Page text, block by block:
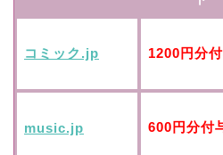
コミック.jp 1200円分
music.jp 600円分付